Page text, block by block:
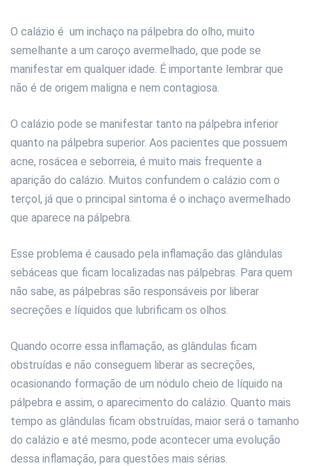
O calázio é um inchaço na pálpebra do olho, muito
semelhante a um caroço avermelhado, que pode se
manifestar em qualquer idade. É importante lembrar que
não é de origem maligna e nem contagiosa.
O calázio pode se manifestar tanto na pálpebra inferior
quanto na pálpebra superior. Aos pacientes que possuem
acne, rosácea e seborreia, é muito mais frequente a
aparição do calázio. Muitos confundem o calázio com o
terçol, já que o principal sintoma é o inchaço avermelhado
que aparece na pálpebra.
Esse problema é causado pela inflamação das glândulas
sebáceas que ficam localizadas nas pálpebras. Para quem
não sabe, as pálpebras são responsáveis por liberar
secreções e líquidos que lubrificam os olhos.
Quando ocorre essa inflamação, as glândulas ficam
obstruídas e não conseguem liberar as secreções,
ocasionando formação de um nódulo cheio de líquido na
pálpebra e assim, o aparecimento do calázio. Quanto mais
tempo as glândulas ficam obstruídas, maior será o tamanho
do calázio e até mesmo, pode acontecer uma evolução
dessa inflamação, para questões mais sérias.